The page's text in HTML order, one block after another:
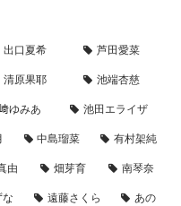
出口夏希
芦田愛菜
清原果耶
池端杏慈
ゆみあ
池田エライザ
中島瑠菜
有村架純
由 畑芽育
南琴奈
遠藤さくら
あの